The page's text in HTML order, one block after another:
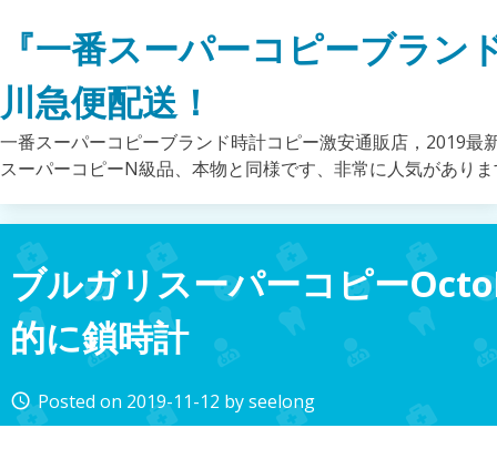
『一番スーパーコピーブラ
川急便配送！
一番スーパーコピーブランド時計コピー激安通販店，2019
スーパーコピーN級品、本物と同様です、非常に人気があり
ブルガリスーパーコピー
的に鎖時計
access_time Posted on 2019-11-12 byseelong